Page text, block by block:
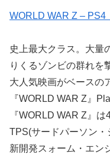
WORLD WAR Z – PS4
史上最大クラス。大量
りくるゾンビの群れを
大人気映画がベースの
『WORLD WAR Z』
『WORLD WAR Z』
TPS(サードパーソン・
新開発スォーム・エン